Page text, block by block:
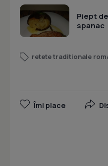
Piept
spanac
retete traditionale
Îmi place